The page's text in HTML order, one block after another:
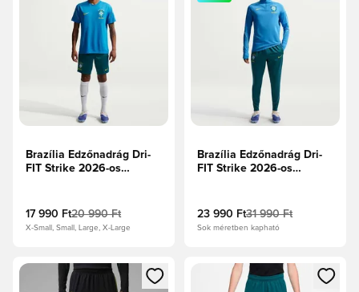
Brazília Edzőnadrág Dri-
FIT Strike 2026-os
menta/Midwest Gold
17 990 Ft20 990 Ft
X-Small, Small, Large, X-Large
Brazília Edzőnadrág Dri-
FIT Strike 2026-os
menta/Midwest Gold
23 990 Ft31 990 Ft
Sok méretben kapható
Megnyit egy modált a bejelentkezéshez vagy a tagként való
Megnyit egy modált a